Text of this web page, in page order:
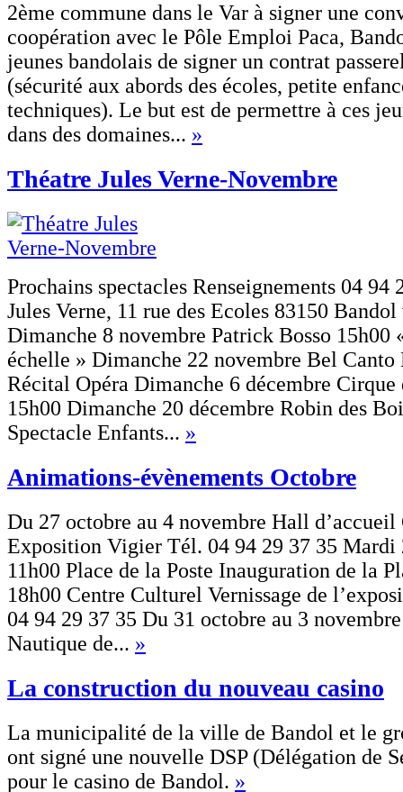
2ème commune dans le Var à signer une
coopération avec le Pôle Emploi Paca,
jeunes bandolais de signer un contrat
(sécurité aux abords des écoles, petite
techniques). Le but est de permettre à ces
dans des domaines... »
Théatre Jules Verne-Novembre
Prochains spectacles Renseignements 04 94
Jules Verne, 11 rue des Ecoles 83150
Dimanche 8 novembre Patrick Bosso 15h00
échelle » Dimanche 22 novembre Bel Canto
Récital Opéra Dimanche 6 décembre Cirque
15h00 Dimanche 20 décembre Robin des
Spectacle Enfants... »
Animations-évènements Octobre
Du 27 octobre au 4 novembre Hall
Exposition Vigier Tél. 04 94 29 37 35 Mardi
11h00 Place de la Poste Inauguration de la
18h00 Centre Culturel Vernissage de
04 94 29 37 35 Du 31 octobre au 3
Nautique de... »
La construction du nouveau casino
La municipalité de la ville de Bandol et le
ont signé une nouvelle DSP (Délégation de
pour le casino de Bandol. »